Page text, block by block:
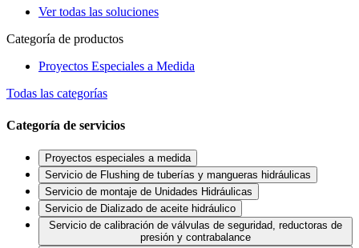
Ver todas las soluciones
Categoría de productos
Proyectos Especiales a Medida
Todas las categorías
Categoría de servicios
Proyectos especiales a medida
Servicio de Flushing de tuberías y mangueras hidráulicas
Servicio de montaje de Unidades Hidráulicas
Servicio de Dializado de aceite hidráulico
Servicio de calibración de válvulas de seguridad, reductoras de
presión y contrabalance